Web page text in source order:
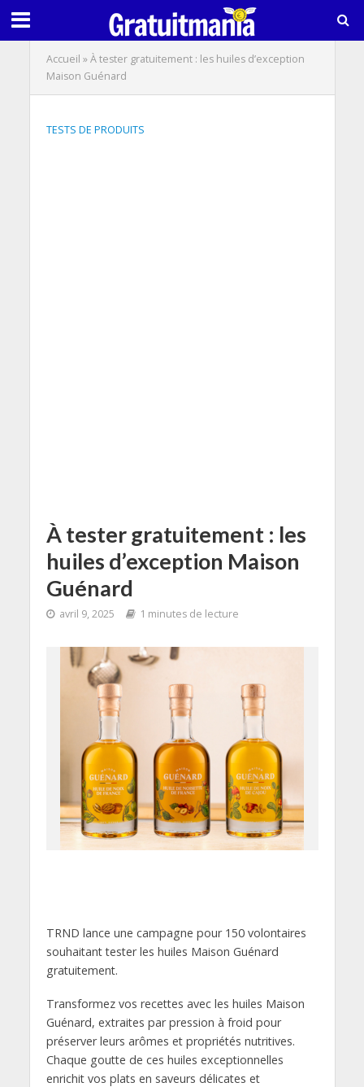
Accueil »À tester gratuitement : les huiles d’exception
Maison Guénard
TESTS DE PRODUITS
À tester gratuitement : les
huiles d’exception Maison
Guénard
avril 9, 2025 1 minutes de lecture
TRND lance une campagne pour 150 volontaires
souhaitant tester les huiles Maison Guénard
gratuitement.
Transformez vos recettes avec les huiles Maison
Guénard, extraites par pression à froid pour
préserver leurs arômes et propriétés nutritives.
Chaque goutte de ces huiles exceptionnelles
enrichit vos plats en saveurs délicates et